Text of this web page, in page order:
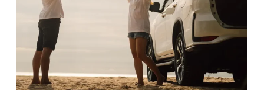
/anno. TAN (fisso) 5,99%, TAEG 7,51%. Solo in caso di restituzione e/o
sostituzione del veicolo alla scadenza contrattualmente prevista, verrà
addebitato un costo pari a 0,1 €/ km ove il veicolo abbia superato il
chilometraggio massimo di 45.000 km. Offerta Stellantis Financial
Services Italia S.p.A. valida per contratti stipulati fino al 30 Aprile 2025
soggetta ad approvazione. Documentazione precontrattuale
bancaria/assicurativa in Concessionaria e sul sito www.stellantis-financial-
services.it (Sez. Trasparenza). Messaggio Pubblicitario con finalità